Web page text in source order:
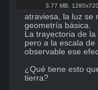
3.77 MB
atraviesa, la luz se
geometría básica.
La trayectoria de
pero a la escala
observable ese
¿Qué tiene esto
tierra?